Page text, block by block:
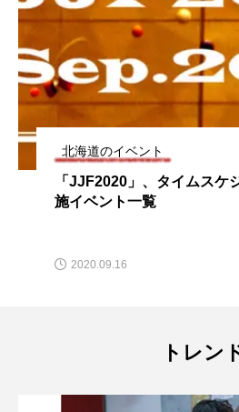
大会
ジャグリング新人戦、運営
集中。４月２３日（土）を
2022.04.21
トレン